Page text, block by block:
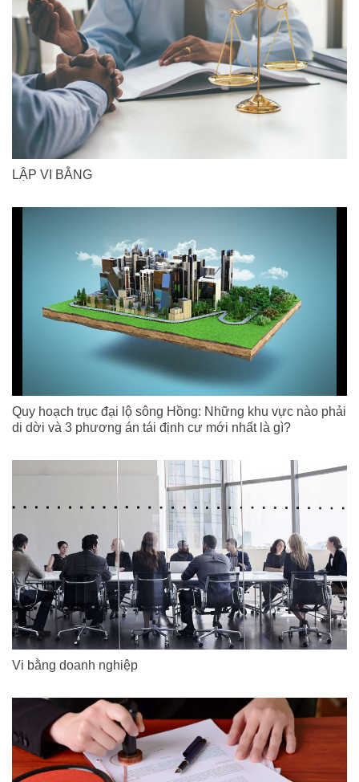
LẬP VI BẰNG
Quy hoạch trục đại lộ sông Hồng: Những khu vực nào phải
di dời và 3 phương án tái định cư mới nhất là gì?
Vi bằng doanh nghiệp